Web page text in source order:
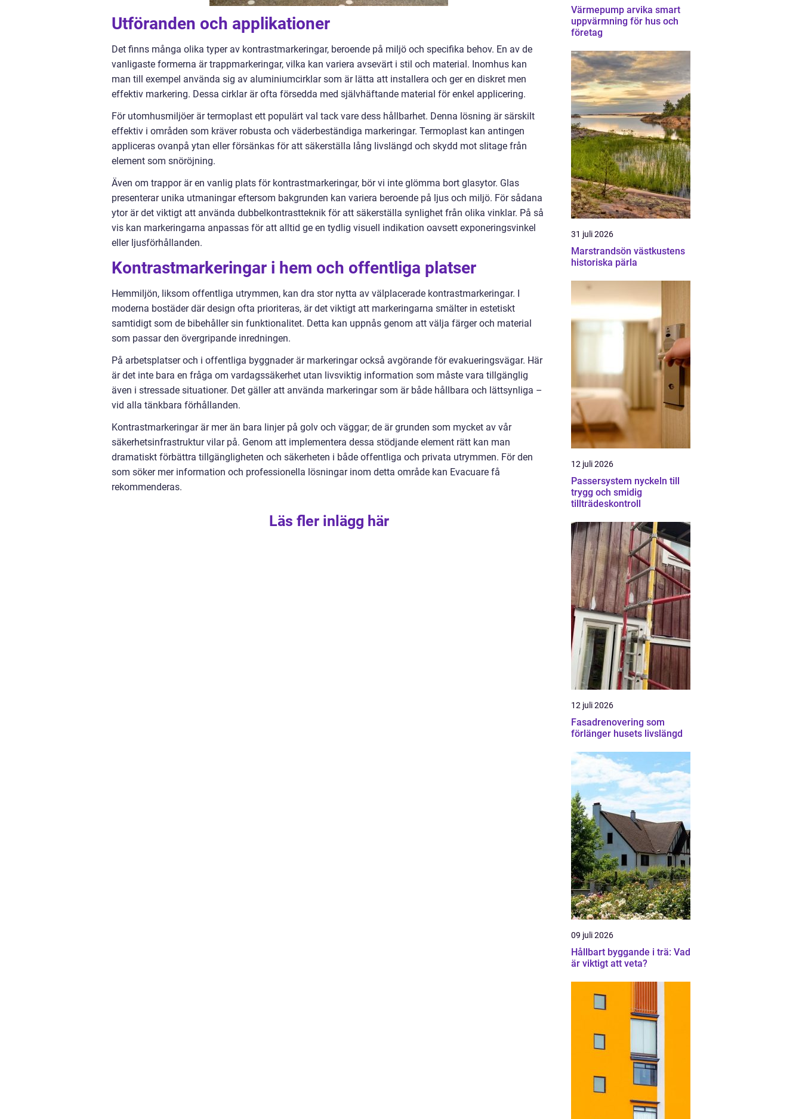
Utföranden och applikationer
Det finns många olika typer av kontrastmarkeringar, beroende på miljö och specifika behov. En av de
vanligaste formerna är trappmarkeringar, vilka kan variera avsevärt i stil och material. Inomhus kan
man till exempel använda sig av aluminiumcirklar som är lätta att installera och ger en diskret men
effektiv markering. Dessa cirklar är ofta försedda med självhäftande material för enkel applicering.
För utomhusmiljöer är termoplast ett populärt val tack vare dess hållbarhet. Denna lösning är särskilt
effektiv i områden som kräver robusta och väderbeständiga markeringar. Termoplast kan antingen
appliceras ovanpå ytan eller försänkas för att säkerställa lång livslängd och skydd mot slitage från
element som snöröjning.
Även om trappor är en vanlig plats för kontrastmarkeringar, bör vi inte glömma bort glasytor. Glas
presenterar unika utmaningar eftersom bakgrunden kan variera beroende på ljus och miljö. För sådana
ytor är det viktigt att använda dubbelkontrastteknik för att säkerställa synlighet från olika vinklar. På så
vis kan markeringarna anpassas för att alltid ge en tydlig visuell indikation oavsett exponeringsvinkel
eller ljusförhållanden.
Kontrastmarkeringar i hem och offentliga platser
Hemmiljön, liksom offentliga utrymmen, kan dra stor nytta av välplacerade kontrastmarkeringar. I
moderna bostäder där design ofta prioriteras, är det viktigt att markeringarna smälter in estetiskt
samtidigt som de bibehåller sin funktionalitet. Detta kan uppnås genom att välja färger och material
som passar den övergripande inredningen.
På arbetsplatser och i offentliga byggnader är markeringar också avgörande för evakueringsvägar. Här
är det inte bara en fråga om vardagssäkerhet utan livsviktig information som måste vara tillgänglig
även i stressade situationer. Det gäller att använda markeringar som är både hållbara och lättsynliga –
vid alla tänkbara förhållanden.
Kontrastmarkeringar är mer än bara linjer på golv och väggar; de är grunden som mycket av vår
säkerhetsinfrastruktur vilar på. Genom att implementera dessa stödjande element rätt kan man
dramatiskt förbättra tillgängligheten och säkerheten i både offentliga och privata utrymmen. För den
som söker mer information och professionella lösningar inom detta område kan Evacuare få
rekommenderas.
Läs fler inlägg här
Värmepump arvika smart
uppvärmning för hus och
företag
31 juli 2026
Marstrandsön västkustens
historiska pärla
12 juli 2026
Passersystem nyckeln till
trygg och smidig
tillträdeskontroll
12 juli 2026
Fasadrenovering som
förlänger husets livslängd
09 juli 2026
Hållbart byggande i trä: Vad
är viktigt att veta?